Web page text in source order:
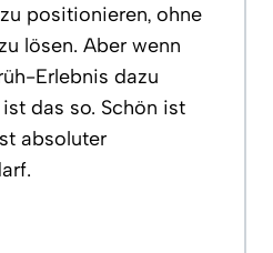
positionieren, ohne
lösen. Aber wenn
Erlebnis dazu
das so. Schön ist
absoluter